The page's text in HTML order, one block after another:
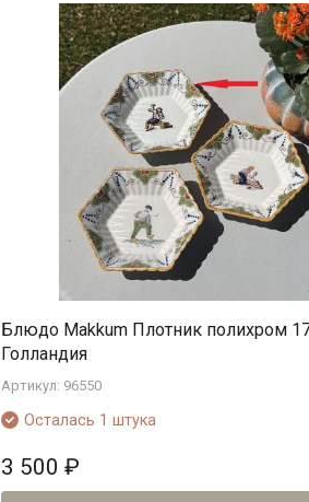
Блюдо Makkum Плотник полихром
Голландия
Артикул: 96550
Осталась 1 штука
3 500 ₽